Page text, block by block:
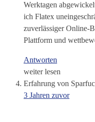
Werktagen
ich Flatex
zuverlässiger Online-
Plattform und
Antworten
weiter lesen
Erfahrung von
3 Jahren zuvor